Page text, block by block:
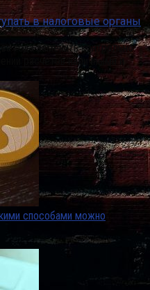
в налоговые органы
года заменить контрольно-
расчетов наличными и
способами можно